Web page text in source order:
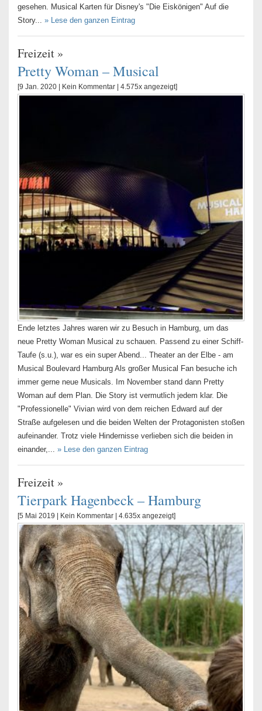
gesehen. Musical Karten für Disney's "Die Eiskönigen" Auf die
Story... » Lese den ganzen Eintrag
Freizeit »
Pretty Woman – Musical
[9 Jan. 2020 | Kein Kommentar | 4.575x angezeigt]
Ende letztes Jahres waren wir zu Besuch in Hamburg, um das
neue Pretty Woman Musical zu schauen. Passend zu einer Schiff-
Taufe (s.u.), war es ein super Abend... Theater an der Elbe - am
Musical Boulevard Hamburg Als großer Musical Fan besuche ich
immer gerne neue Musicals. Im November stand dann Pretty
Woman auf dem Plan. Die Story ist vermutlich jedem klar. Die
"Professionelle" Vivian wird von dem reichen Edward auf der
Straße aufgelesen und die beiden Welten der Protagonisten stoßen
aufeinander. Trotz viele Hindernisse verlieben sich die beiden in
einander,... » Lese den ganzen Eintrag
Freizeit »
Tierpark Hagenbeck – Hamburg
[5 Mai 2019 | Kein Kommentar | 4.635x angezeigt]